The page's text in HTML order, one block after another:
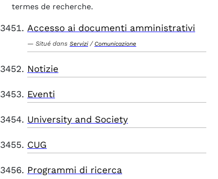
termes de recherche.
Accesso ai documenti amministrativi
Situé dans Servizi / Comunicazione
Notizie
Eventi
University and Society
CUG
Programmi di ricerca